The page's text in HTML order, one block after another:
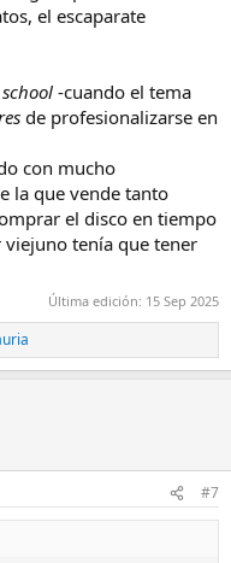
el escaparate
-cuando el tema
de profesionalizarse en
con mucho
la que vende tanto
el disco en tiempo
viejuno tenía que tener
Última edición: 15 Sep 2025
#7